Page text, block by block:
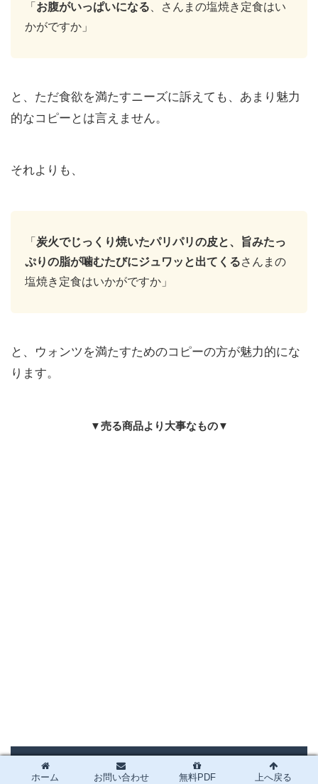
「 お腹がいっぱいになる、さんまの塩焼き定食はい
かがですか」
と、ただ食欲を満たすニーズに訴えても、あまり魅力
的なコピーとは言えません。
それよりも、
「 炭火でじっくり焼いたパリパリの皮と、旨みたっ
ぷりの脂が噛むたびにジュワッと出てくるさんまの
塩焼き定食はいかがですか」
と、ウォンツを満たすためのコピーの方が魅力的にな
ります。
▼売る商品より大事なもの▼
まとめ
ホーム お問い合わせ 無料PDF 上へ戻る